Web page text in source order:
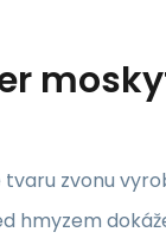
zvonu
hmyzem